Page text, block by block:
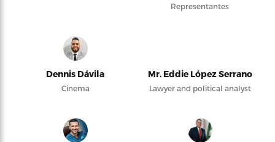
Representantes
Dennis Dávila
Cinema
Mr. Eddie López Serrano
Lawyer and political analyst